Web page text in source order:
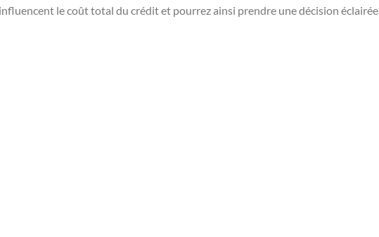
le coût total du crédit et pourrez ainsi prendre une décision éclairée.